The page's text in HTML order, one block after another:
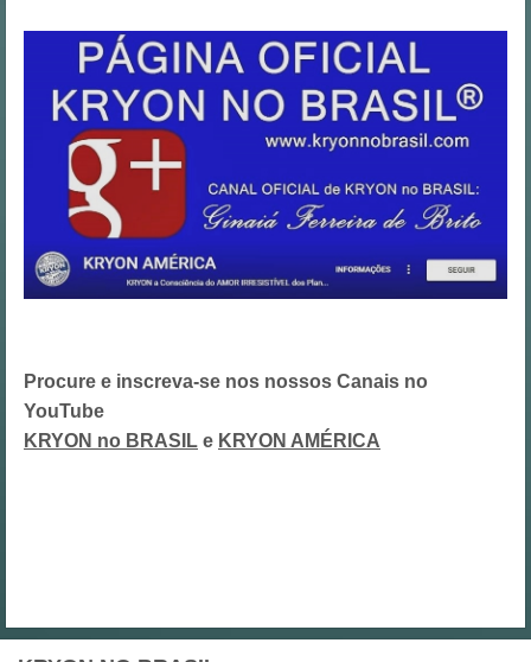
Procure e inscreva-se nos nossos Canais no
YouTube
KRYON no BRASIL e KRYON AMÉRICA